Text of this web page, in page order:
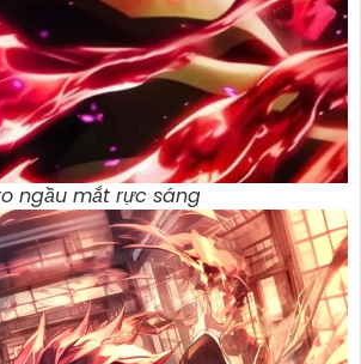
ngầu mắt rực sáng